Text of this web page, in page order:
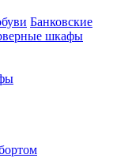
Банковские
шкафы